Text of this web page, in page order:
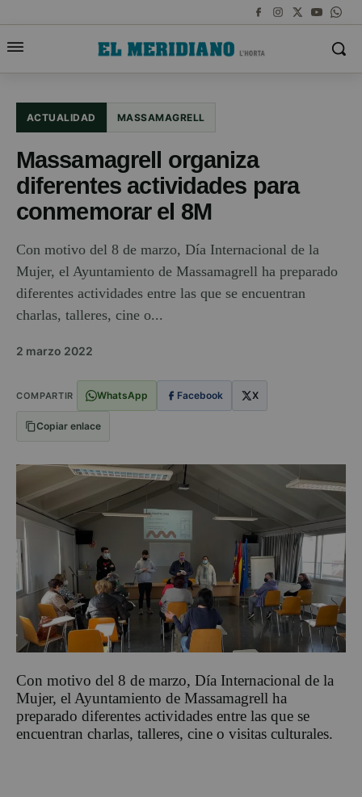
ACTUALIDAD MASSAMAGRELL
Massamagrell organiza
diferentes actividades para
conmemorar el 8M
Con motivo del 8 de marzo, Día Internacional de la
Mujer, el Ayuntamiento de Massamagrell ha preparado
diferentes actividades entre las que se encuentran
charlas, talleres, cine o...
2 marzo 2022
COMPARTIR WhatsApp Facebook X
Copiar enlace
Con motivo del 8 de marzo, Día Internacional de la
Mujer, el Ayuntamiento de Massamagrell ha
preparado diferentes actividades entre las que se
encuentran charlas, talleres, cine o visitas culturales.